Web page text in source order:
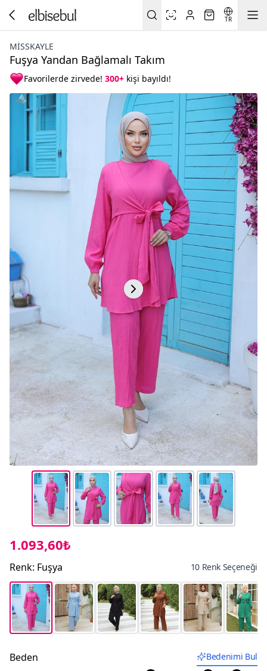
TR
MISSKAYLE
Fuşya Yandan Bağlamalı Takım
Favorilerde zirvede! 300+ kişi bayıldı!
1.093,60₺
Renk: Fuşya 10 Renk Seçeneği
Beden Bedenimi Bul